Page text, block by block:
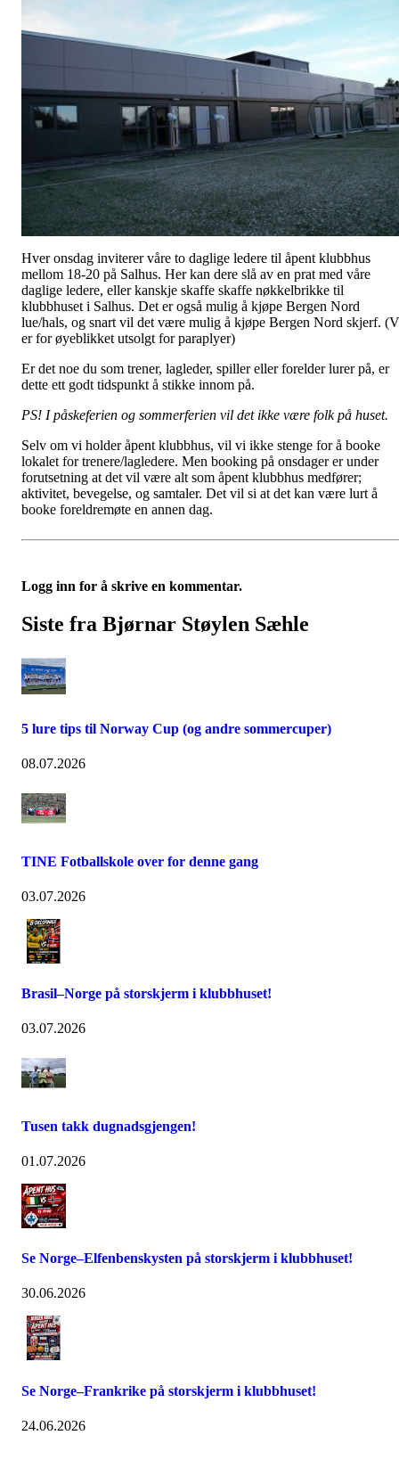
Hver onsdag inviterer våre to daglige ledere til åpent klubbhus
mellom 18-20 på Salhus. Her kan dere slå av en prat med våre
daglige ledere, eller kanskje skaffe skaffe nøkkelbrikke til
klubbhuset i Salhus. Det er også mulig å kjøpe Bergen Nord
lue/hals, og snart vil det være mulig å kjøpe Bergen Nord skjerf.
er for øyeblikket utsolgt for paraplyer)
Er det noe du som trener, lagleder, spiller eller forelder lurer på, er
dette ett godt tidspunkt å stikke innom på.
PS! I påskeferien og sommerferien vil det ikke være folk på huset.
Selv om vi holder åpent klubbhus, vil vi ikke stenge for å booke
lokalet for trenere/lagledere. Men booking på onsdager er under
forutsetning at det vil være alt som åpent klubbhus medfører;
aktivitet, bevegelse, og samtaler. Det vil si at det kan være lurt å
booke foreldremøte en annen dag.
Logg inn for å skrive en kommentar.
Siste fra Bjørnar Støylen Sæhle
5 lure tips til Norway Cup (og andre sommercuper)
08.07.2026
TINE Fotballskole over for denne gang
03.07.2026
Brasil–Norge på storskjerm i klubbhuset!
03.07.2026
Tusen takk dugnadsgjengen!
01.07.2026
Se Norge–Elfenbenskysten på storskjerm i klubbhuset!
30.06.2026
Se Norge–Frankrike på storskjerm i klubbhuset!
24.06.2026